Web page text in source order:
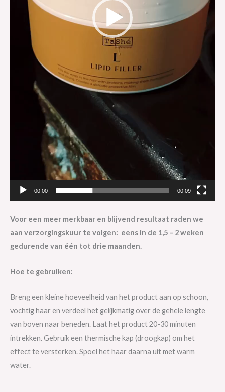
00:00 00:09
Voor een meer merkbaar en blijvend resultaat raden we
aan verzorgingskuur te volgen: eens in de 1,5 – 2 weken
gedurende van één tot drie maanden.
Hoe te gebruiken:
Breng een kleine hoeveelheid van het product aan op schoon,
vochtig haar en verdeel het gelijkmatig over de gehele lengte
van boven naar beneden. Laat het product 20-30 minuten
intrekken. Gebruik een thermische kap (droogkap) om het
effect te versterken. Spoel het haar daarna uit met warm
water.